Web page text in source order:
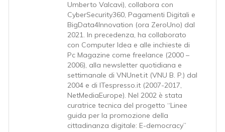
Umberto Valcavi), collabora con
CyberSecurity360, Pagamenti Digitali e
BigData4Innovation (ora ZeroUno) dal
2021. In precedenza, ha collaborato
con Computer Idea e alle inchieste di
Pc Magazine come freelance (2000 –
2006), alla newsletter quotidiana e
settimanale di VNUnet.it (VNU B. P.) dal
2004 e di ITespresso.it (2007-2017,
NetMediaEurope). Nel 2002 è stata
curatrice tecnica del progetto “Linee
guida per la promozione della
cittadinanza digitale: E-democracy”